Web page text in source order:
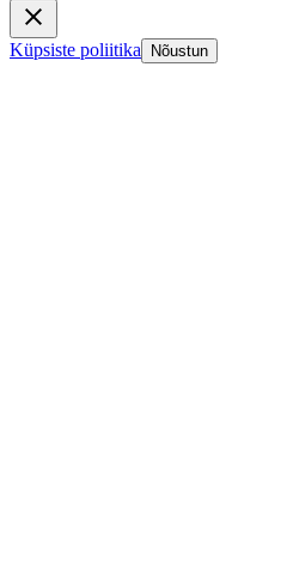
Küpsiste poliitika Nõustun